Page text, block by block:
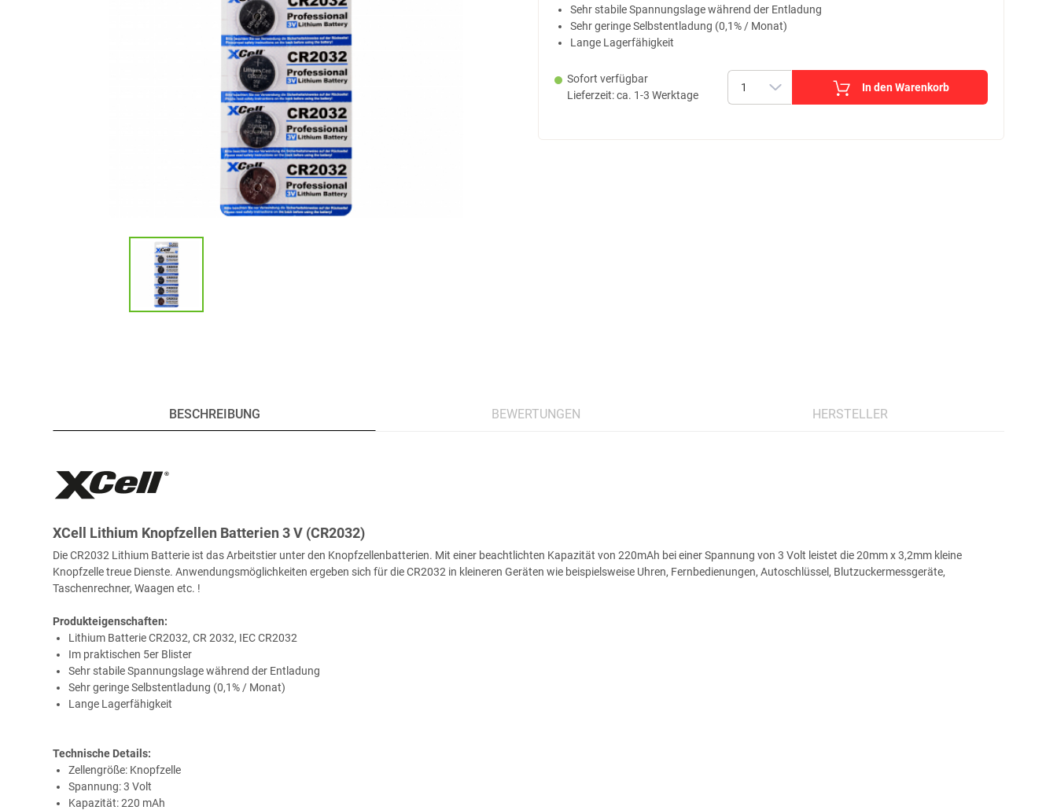
Sehr stabile Spannungslage während der Entladung
Sehr geringe Selbstentladung (0,1% / Monat)
Lange Lagerfähigkeit
Sofort verfügbar
Lieferzeit: ca. 1-3 Werktage
In den Warenkorb
BESCHREIBUNG BEWERTUNGEN HERSTELLER
XCell Lithium Knopfzellen Batterien 3 V (CR2032)
Die CR2032 Lithium Batterie ist das Arbeitstier unter den Knopfzellenbatterien. Mit einer beachtlichten Kapazität von 220mAh bei einer Spannung von 3 Volt leistet die 20mm x 3,2mm kleine
Knopfzelle treue Dienste. Anwendungsmöglichkeiten ergeben sich für die CR2032 in kleineren Geräten wie beispielsweise Uhren, Fernbedienungen, Autoschlüssel, Blutzuckermessgeräte,
Taschenrechner, Waagen etc. !
Produkteigenschaften:
Lithium Batterie CR2032, CR 2032, IEC CR2032
Im praktischen 5er Blister
Sehr stabile Spannungslage während der Entladung
Sehr geringe Selbstentladung (0,1% / Monat)
Lange Lagerfähigkeit
Technische Details:
Zellengröße: Knopfzelle
Spannung: 3 Volt
Kapazität: 220 mAh